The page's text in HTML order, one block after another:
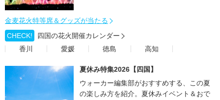
金麦花火特等席＆グッズが当たる
CHECK!
四国の花火開催カレンダー
香川
愛媛 徳島 高知
夏休み特集2026【四国】
ウォーカー編集部がおすすめする、この夏
の楽しみ方を紹介。夏休みイベント＆おで